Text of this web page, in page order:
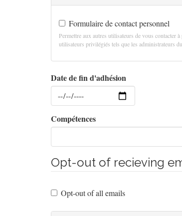
Formulaire de contact personnel
Permettre aux autres utilisateurs de vous contacter
utilisateurs privilégiés tels que les administrateurs
Date de fin d'adhésion
Date
Compétences
Opt-out of recieving
Opt-out of all emails